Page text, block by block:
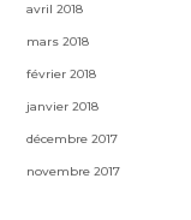
avril 2018
mars 2018
février 2018
janvier 2018
décembre 2017
novembre 2017